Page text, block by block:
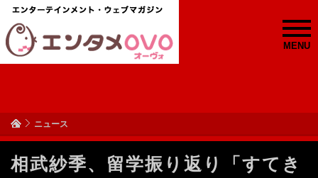
MENU
ニュース
相武紗季、留学振り返り「すてき